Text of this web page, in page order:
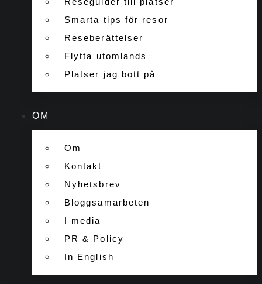
Smarta tips för resor
Reseberättelser
Flytta utomlands
Platser jag bott på
OM
Om
Kontakt
Nyhetsbrev
Bloggsamarbeten
I media
PR & Policy
In English